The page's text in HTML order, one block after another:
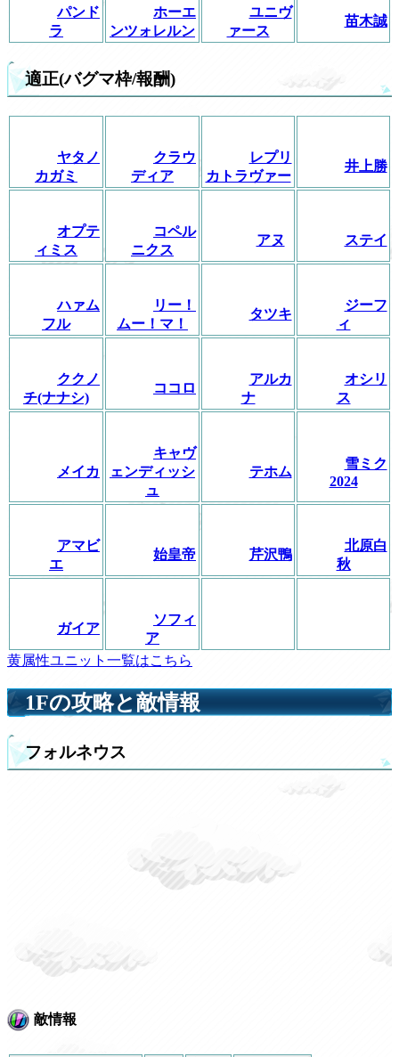
パンド
ラ
ホーエ
ンツォレルン
ユニヴ
ァース
苗木誠
適正(バグマ枠/報酬)
ヤタノ
カガミ
クラウ
ディア
レプリ
カトラヴァー
井上勝
オプテ
ィミス
コペル
ニクス
アヌ ステイ
ハァム
フル
リー！
ムー！マ！
タツキ
ジーフ
ィ
ククノ
チ(ナナシ)
ココロ
アルカ
ナ
オシリ
ス
メイカ
キャヴ
ェンディッシ
ュ
テホム
雪ミク
2024
アマビ
エ
始皇帝 芹沢鴨
北原白
秋
ガイア
ソフィ
ア
黄属性ユニット一覧はこちら
1Fの攻略と敵情報
フォルネウス
敵情報